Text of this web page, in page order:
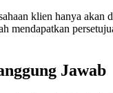
klien hanya akan
mendapatkan
Jawab